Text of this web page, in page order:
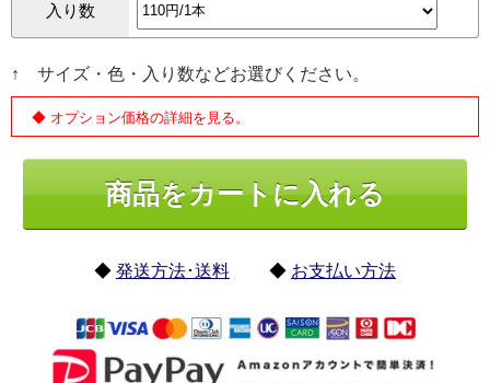
入り数
↑ サイズ・色・入り数などお選びください。
◆ オプション価格の詳細を見る。
◆ 発送方法･送料 ◆ お支払い方法